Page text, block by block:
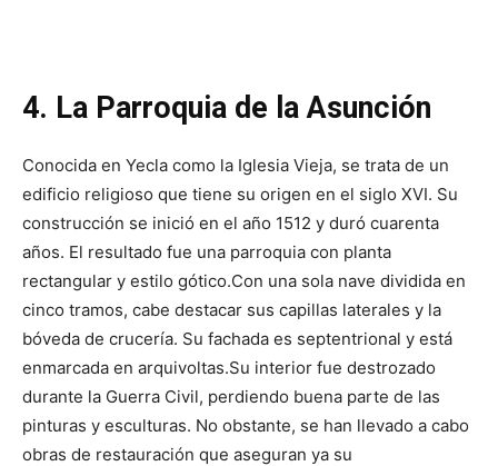
4. La Parroquia de la Asunción
Conocida en Yecla como la Iglesia Vieja, se trata de un
edificio religioso que tiene su origen en el siglo XVI. Su
construcción se inició en el año 1512 y duró cuarenta
años. El resultado fue una parroquia con planta
rectangular y estilo gótico.Con una sola nave dividida en
cinco tramos, cabe destacar sus capillas laterales y la
bóveda de crucería. Su fachada es septentrional y está
enmarcada en arquivoltas.Su interior fue destrozado
durante la Guerra Civil, perdiendo buena parte de las
pinturas y esculturas. No obstante, se han llevado a cabo
obras de restauración que aseguran ya su